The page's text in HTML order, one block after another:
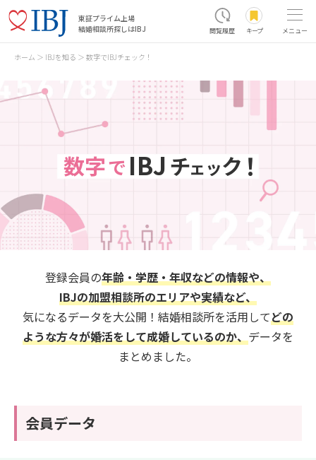
東証プライム上場
結婚相談所探しはIBJ
閲覧履歴 キープ メニュー
ホーム IBJを知る 数字でIBJチェック！
数字で IBJチェック！
登録会員の年齢・学歴・年収などの情報や、
IBJの加盟相談所のエリアや実績など、
気になるデータを大公開！ 結婚相談所を活用してどの
ような方々が婚活をして成婚しているのか、データを
まとめました。
会員データ